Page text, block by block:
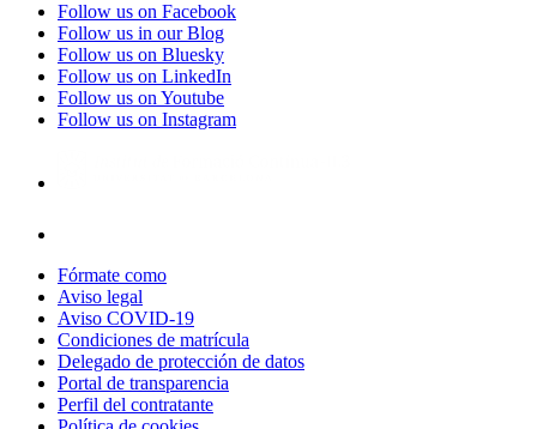
Follow us on Facebook
Follow us in our Blog
Follow us on Bluesky
Follow us on LinkedIn
Follow us on Youtube
Follow us on Instagram
Fórmate como
Aviso legal
Aviso COVID-19
Condiciones de matrícula
Delegado de protección de datos
Portal de transparencia
Perfil del contratante